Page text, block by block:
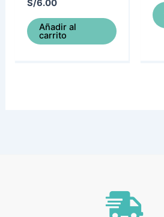
S/6.00
Añadir al
carrito